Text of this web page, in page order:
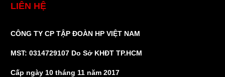
LIÊN HỆ
CÔNG TY CP TẬP ĐOÀN HP VIỆT NAM
MST: 0314729107 Do Sở KHĐT TP.HCM
Cấp ngày 10 tháng 11 năm 2017